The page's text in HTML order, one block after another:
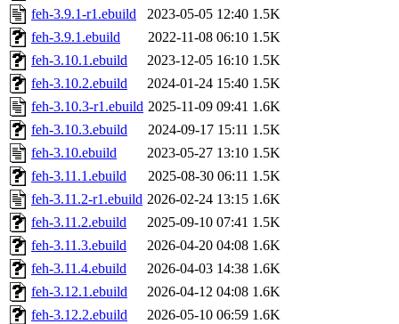
feh-3.9.1-r1.ebuild
2023-05-05 12:40 1.5K
feh-3.9.1.ebuild
2022-11-08 06:10 1.5K
feh-3.10.1.ebuild
2023-12-05 16:10 1.5K
feh-3.10.2.ebuild
2024-01-24 15:40 1.5K
feh-3.10.3-r1.ebuild 2025-11-09 09:41 1.6K
feh-3.10.3.ebuild
2024-09-17 15:11 1.5K
feh-3.10.ebuild
2023-05-27 13:10 1.5K
feh-3.11.1.ebuild
2025-08-30 06:11 1.5K
feh-3.11.2-r1.ebuild 2026-02-24 13:15 1.6K
feh-3.11.2.ebuild
2025-09-10 07:41 1.5K
feh-3.11.3.ebuild
2026-04-20 04:08 1.6K
feh-3.11.4.ebuild
2026-04-03 14:38 1.6K
feh-3.12.1.ebuild
2026-04-12 04:08 1.6K
feh-3.12.2.ebuild
2026-05-10 06:59 1.6K